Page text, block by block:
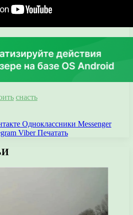
снасть
Одноклассники Messenger
Viber Печатать